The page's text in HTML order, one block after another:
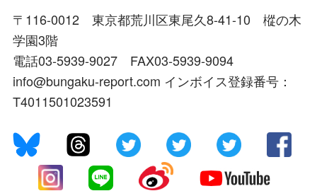
〒116-0012 東京都荒川区東尾久8-41-10 樅の木
学園3階
電話03-5939-9027 FAX03-5939-9094
info@bungaku-report.com インボイス登録番号：
T4011501023591